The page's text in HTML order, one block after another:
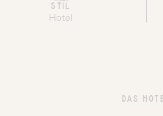
STIL
Hotel
DAS